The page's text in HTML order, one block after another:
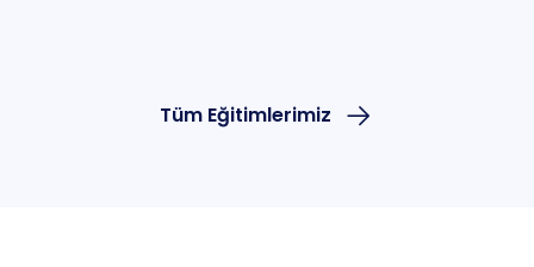
Tüm Eğitimlerimiz